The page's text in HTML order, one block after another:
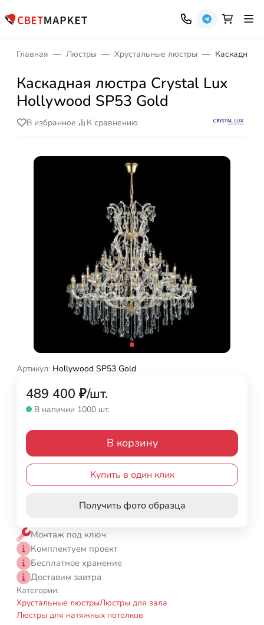
Главная Люстры Хрустальные люстры Каскадная
Каскадная люстра Crystal Lux
Hollywood SP53 Gold
В избранное К сравнению
Артикул: Hollywood SP53 Gold
489 400 ₽/шт.
В наличии 1000 шт.
В корзину
Купить в один клик
Получить фото образца
Монтаж под ключ
Комплектуем проект
Бесплатное хранение
Доставим завтра
Категории:
Хрустальные люстрыЛюстры для зала
Люстры для натяжных потолков